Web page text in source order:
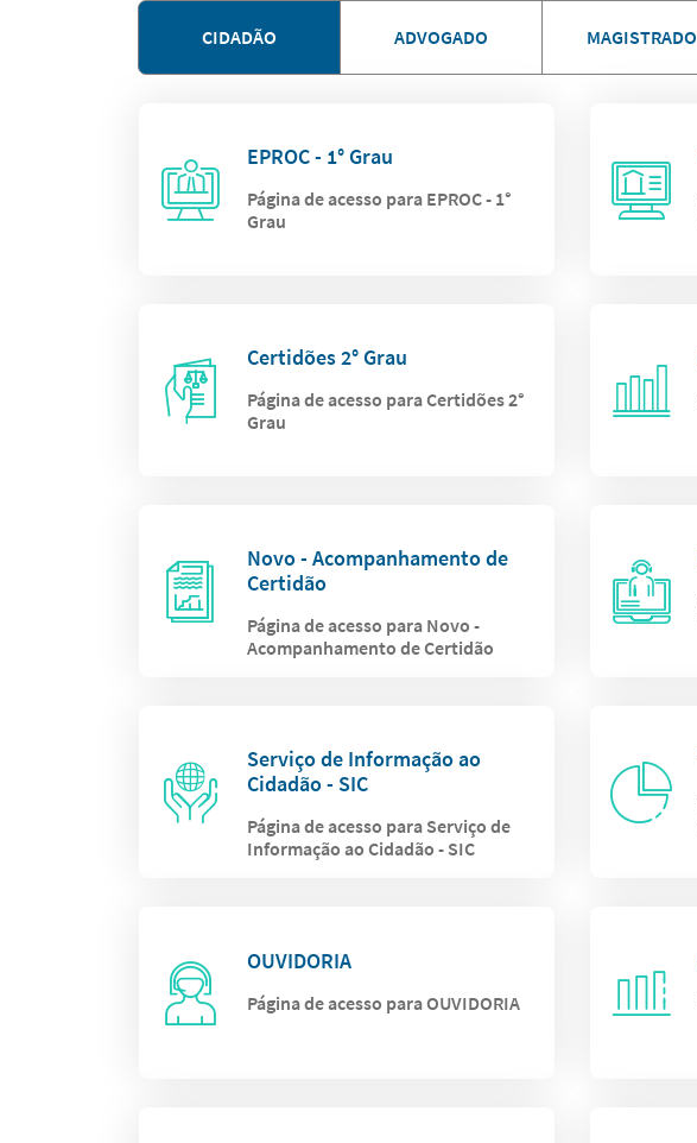
CIDADÃO ADVOGADO MAGISTRADO
EPROC - 1° Grau
Página de acesso para EPROC - 1°
Grau
Certidões 2° Grau
Página de acesso para Certidões 2°
Grau
Novo - Acompanhamento de
Certidão
Página de acesso para Novo -
Acompanhamento de Certidão
Serviço de Informação ao
Cidadão - SIC
Página de acesso para Serviço de
Informação ao Cidadão - SIC
OUVIDORIA
Página de acesso para OUVIDORIA